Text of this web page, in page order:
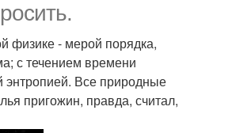
физике - мерой порядка,
с течением времени
энтропией. Все природные
пригожин, правда, считал,